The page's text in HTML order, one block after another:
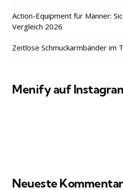
Action-Equipment für Männer:
Vergleich 2026
Zeitlose Schmuckarmbänder im
Menify auf
Neueste